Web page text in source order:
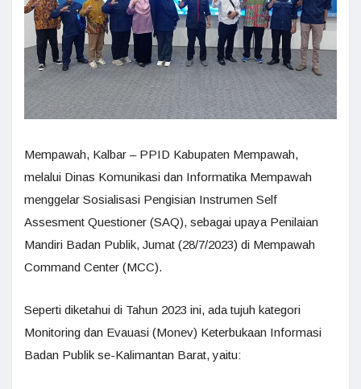
Mempawah, Kalbar – PPID Kabupaten Mempawah,
melalui Dinas Komunikasi dan Informatika Mempawah
menggelar Sosialisasi Pengisian Instrumen Self
Assesment Questioner (SAQ), sebagai upaya Penilaian
Mandiri Badan Publik, Jumat (28/7/2023) di Mempawah
Command Center (MCC).
Seperti diketahui di Tahun 2023 ini, ada tujuh kategori
Monitoring dan Evauasi (Monev) Keterbukaan Informasi
Badan Publik se-Kalimantan Barat, yaitu: